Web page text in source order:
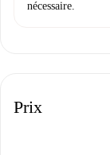
nécessaire.
Prix